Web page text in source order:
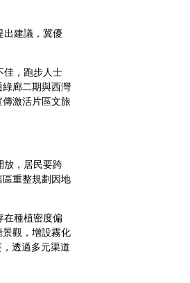
建議，冀優
，跑步人士
廊二期與西灣
激活片區文旅
，居民要跨
重整規劃因地
種植密度偏
觀，增設霧化
透過多元渠道